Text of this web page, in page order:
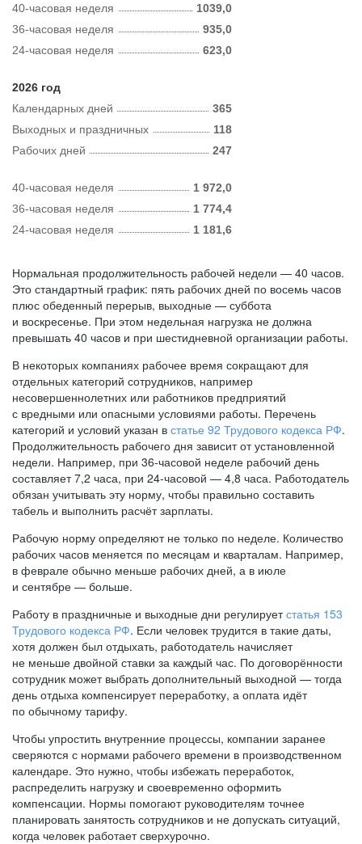
40-часовая неделя
1039,0
36-часовая неделя
935,0
24-часовая неделя
623,0
2026 год
Календарных дней
365
Рабочих дней 247
Выходных и праздничных 118
40-часовая неделя
1 972,0
36-часовая неделя
1 774,4
24-часовая неделя
1 181,6
Нормальная продолжительность рабочей недели — 40 часов.
Это стандартный график: пять рабочих дней по восемь часов
плюс обеденный перерыв, выходные — суббота
и воскресенье. При этом недельная нагрузка не должна
превышать 40 часов и при шестидневной организации работы.
В некоторых компаниях рабочее время сокращают для
отдельных категорий сотрудников, например
несовершеннолетних или работников предприятий
с вредными или опасными условиями работы. Перечень
категорий и условий указан в статье 92 Трудового кодекса РФ.
Продолжительность рабочего дня зависит от установленной
недели. Например, при 36-часовой неделе рабочий день
составляет 7,2 часа, при 24-часовой — 4,8 часа. Работодатель
обязан учитывать эту норму, чтобы правильно составить
табель и выполнить расчёт зарплаты.
Рабочую норму определяют не только по неделе. Количество
рабочих часов меняется по месяцам и кварталам. Например,
в феврале обычно меньше рабочих дней, а в июле
и сентябре — больше.
Работу в праздничные и выходные дни регулируетстатья 153
Трудового кодекса РФ. Если человек трудится в такие даты,
хотя должен был отдыхать, работодатель начисляет
не меньше двойной ставки за каждый час. По договорённости
сотрудник может выбрать дополнительный выходной — тогда
день отдыха компенсирует переработку, а оплата идёт
по обычному тарифу.
Чтобы упростить внутренние процессы, компании заранее
сверяются с нормами рабочего времени в производственном
календаре. Это нужно, чтобы избежать переработок,
распределить нагрузку и своевременно оформить
компенсации. Нормы помогают руководителям точнее
планировать занятость сотрудников и не допускать ситуаций,
когда человек работает сверхурочно.